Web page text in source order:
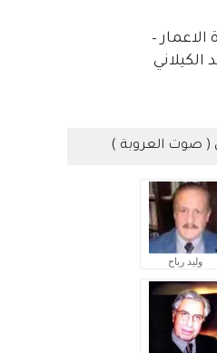
الاعمار –
الكيلاني
صوت العروبة )
وليد رباح